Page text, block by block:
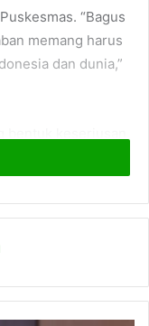
“Bagus
memang harus
dan dunia,”
Ketiga, Rp5
tertinggi kedua
Kota Jasa
“Kata kunci
tahun sebelumnya.